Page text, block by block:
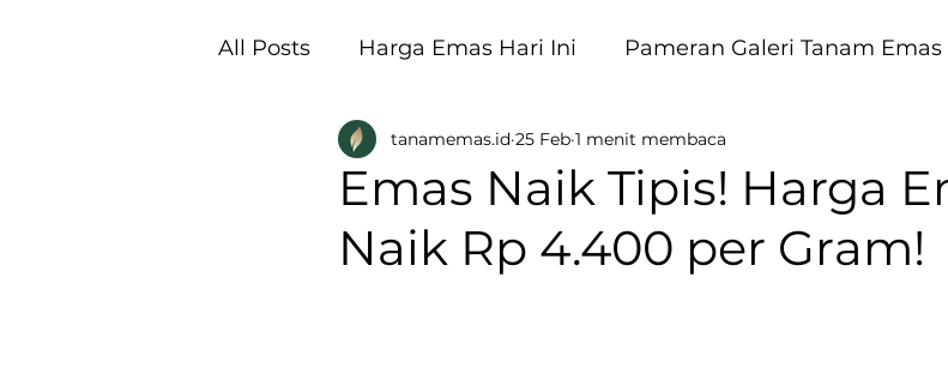
All Posts Harga Emas Hari Ini Pameran Galeri Tanam Emas
Pembukaan Galeri Tanam Emas
Emas Naik Tipis! Harga
Naik Rp 4.400 per Gram!
tanamemas.id 25 Feb 1 menit membaca